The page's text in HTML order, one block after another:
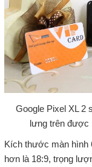
Google Pixel XL 2
lưng trên được
Kích thước màn hình
hơn là 18:9, trọng